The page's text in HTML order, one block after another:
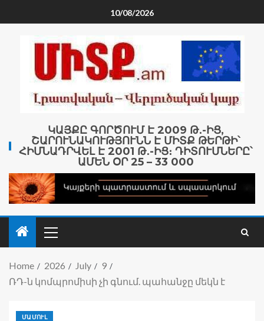
10/08/2026
ԿԱՅՔԸ ԳՈՐԾՈՒՄ Է 2009 Թ․-ԻՑ,
ՇԱՐՈՒՆԱԿՈՒԹՅՈՒՆՆ Է ՄԻՏՔ ԹԵՐԹԻ՝
ՀԻՄՆԱԴՐՎԵԼ Է 2001 Թ․-ԻՑ։ ԴԻՏՈՒՄՆԵՐԸ՝
ԱՄԵՆ ՕՐ 25 – 33 000
Home 2026 July
9
ՌԴ-ն կոմպրոմիսի չի գնում. պահանջը մեկն է
ՄԱՄՈՒԼ